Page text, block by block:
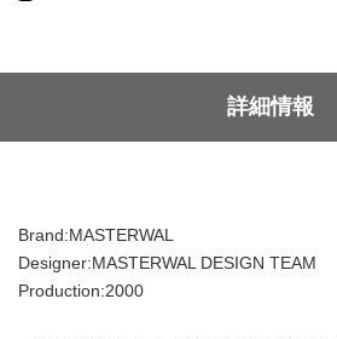
詳細情報
Brand:MASTERWAL
Designer:MASTERWAL DESIGN TEAM
Production:2000